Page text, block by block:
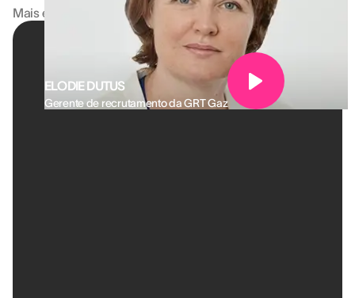
Mais eficiente
ELODIE DUTUS
Gerente de recrutamento da GRT Gaz